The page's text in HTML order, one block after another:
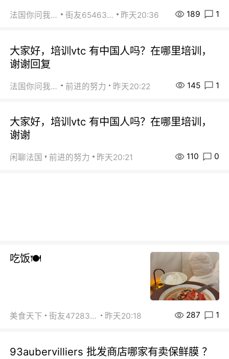
法国你问我答 街友65463281 昨天20:36 189 1
大家好，培训vtc 有中国人吗？在哪里培训，
谢谢回复
法国你问我答 前进的努力 昨天20:22 145 1
大家好，培训vtc 有中国人吗？在哪里培训，
谢谢
闲聊法国 前进的努力 昨天20:21 110 0
吃饭🍽️
美食天下 街友472838572 昨天20:18 287 1
93aubervilliers 批发商店哪家有卖保鲜膜 ？